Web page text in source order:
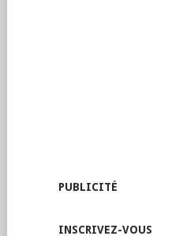
PUBLICITÉ
INSCRIVEZ-VOUS